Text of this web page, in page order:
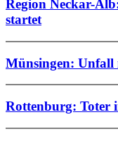
Region Neckar-
startet
Münsingen: Unfall
Rottenburg: Toter